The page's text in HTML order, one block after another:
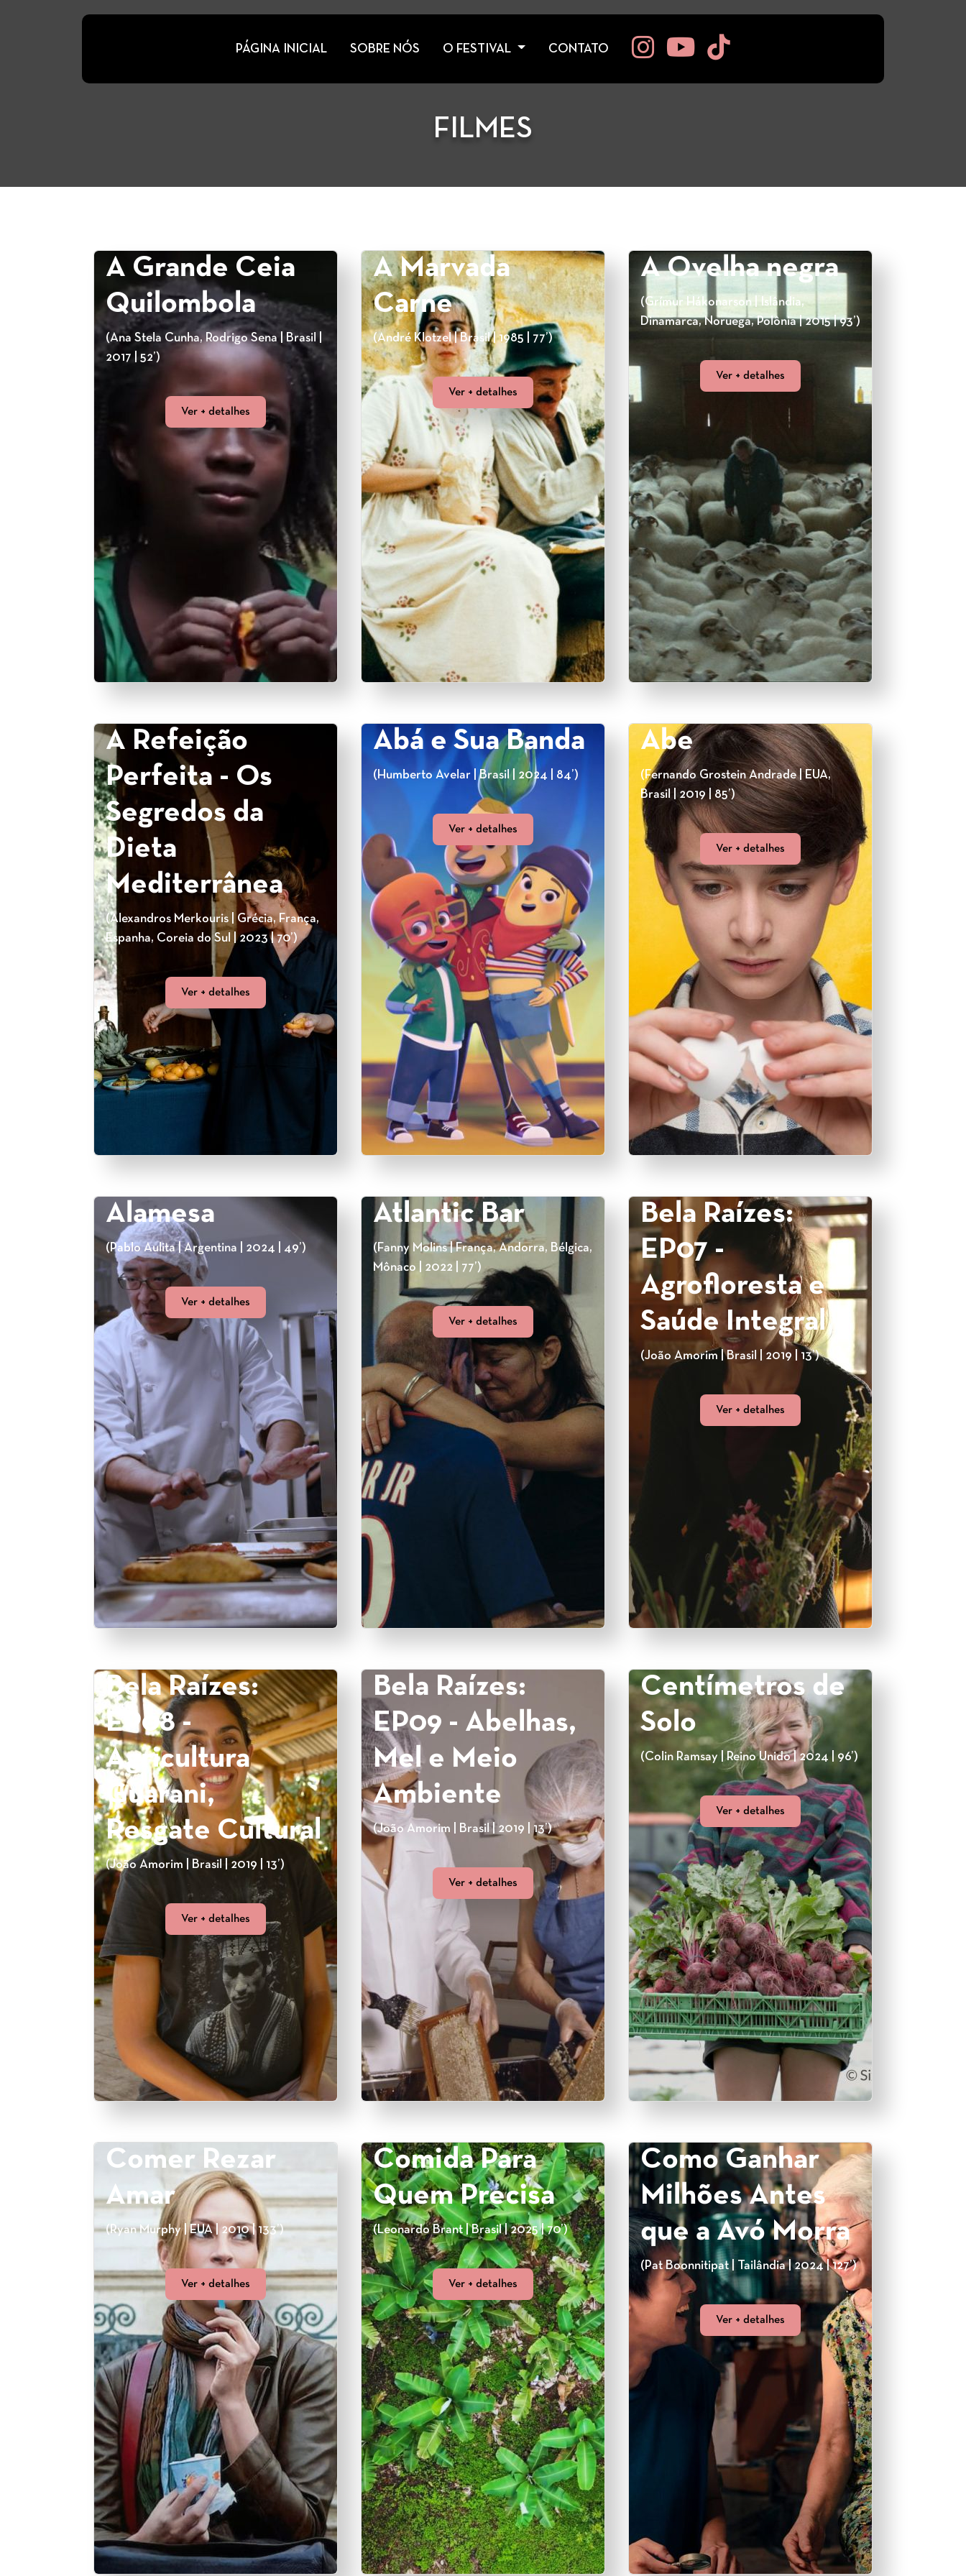
PÁGINA INICIAL SOBRE NÓS O FESTIVAL CONTATO
FILMES
A Grande Ceia
Quilombola
(Ana Stela Cunha, Rodrigo Sena | Brasil |
2017 | 52’)
Ver + detalhes
A Marvada
Carne
(André Klotzel | Brasil | 1985 | 77’)
Ver + detalhes
A Ovelha negra
(Grímur Hákonarson | Islândia,
Dinamarca, Noruega, Polônia | 2015 | 93’)
Ver + detalhes
A Refeição
Perfeita - Os
Segredos da
Dieta
Mediterrânea
(Alexandros Merkouris | Grécia, França,
Espanha, Coreia do Sul | 2023 | 70’)
Ver + detalhes
Abá e Sua Banda
(Humberto Avelar | Brasil | 2024 | 84’)
Ver + detalhes
Abe
(Fernando Grostein Andrade | EUA,
Brasil | 2019 | 85’)
Ver + detalhes
Alamesa
(Pablo Aulita | Argentina | 2024 | 49’)
Ver + detalhes
Atlantic Bar
(Fanny Molins | França, Andorra, Bélgica,
Mônaco | 2022 | 77’)
Ver + detalhes
Bela Raízes:
EP07 -
Agrofloresta e
Saúde Integral
(João Amorim | Brasil | 2019 | 13’)
Ver + detalhes
Bela Raízes:
EP08 -
Agricultura
Guarani,
Resgate Cultural
(João Amorim | Brasil | 2019 | 13’)
Ver + detalhes
Bela Raízes:
EP09 - Abelhas,
Mel e Meio
Ambiente
(João Amorim | Brasil | 2019 | 13’)
Ver + detalhes
Centímetros de
Solo
(Colin Ramsay | Reino Unido | 2024 | 96’)
Ver + detalhes
Comer Rezar
Amar
(Ryan Murphy | EUA | 2010 | 133’)
Ver + detalhes
Comida Para
Quem Precisa
(Leonardo Brant | Brasil | 2025 | 70’)
Ver + detalhes
Como Ganhar
Milhões Antes
que a Avó Morra
(Pat Boonnitipat | Tailândia | 2024 | 127’)
Ver + detalhes